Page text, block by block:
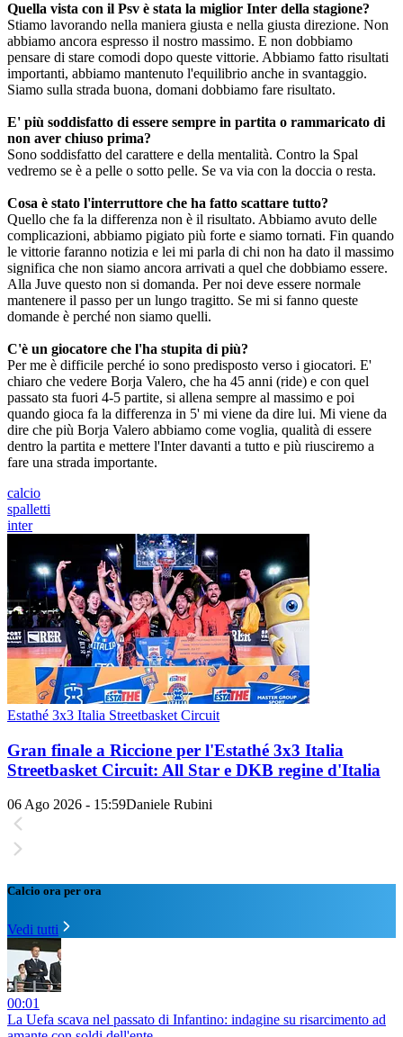
Quella vista con il Psv è stata la miglior Inter della stagione?
Stiamo lavorando nella maniera giusta e nella giusta direzione. Non
abbiamo ancora espresso il nostro massimo. E non dobbiamo
pensare di stare comodi dopo queste vittorie. Abbiamo fatto risultati
importanti, abbiamo mantenuto l'equilibrio anche in svantaggio.
Siamo sulla strada buona, domani dobbiamo fare risultato.
E' più soddisfatto di essere sempre in partita o rammaricato di
non aver chiuso prima?
Sono soddisfatto del carattere e della mentalità. Contro la Spal
vedremo se è a pelle o sotto pelle. Se va via con la doccia o resta.
Cosa è stato l'interruttore che ha fatto scattare tutto?
Quello che fa la differenza non è il risultato. Abbiamo avuto delle
complicazioni, abbiamo pigiato più forte e siamo tornati. Fin quando
le vittorie faranno notizia e lei mi parla di chi non ha dato il massimo
significa che non siamo ancora arrivati a quel che dobbiamo essere.
Alla Juve questo non si domanda. Per noi deve essere normale
mantenere il passo per un lungo tragitto. Se mi si fanno queste
domande è perché non siamo quelli.
C'è un giocatore che l'ha stupita di più?
Per me è difficile perché io sono predisposto verso i giocatori. E'
chiaro che vedere Borja Valero, che ha 45 anni (ride) e con quel
passato sta fuori 4-5 partite, si allena sempre al massimo e poi
quando gioca fa la differenza in 5' mi viene da dire lui. Mi viene da
dire che più Borja Valero abbiamo come voglia, qualità di essere
dentro la partita e mettere l'Inter davanti a tutto e più riusciremo a
fare una strada importante.
calcio
spalletti
inter
Estathé 3x3 Italia Streetbasket Circuit
Gran finale a Riccione per l'Estathé 3x3 Italia
Streetbasket Circuit: All Star e DKB regine d'Italia
06 Ago 2026 - 15:59Daniele Rubini
Calcio ora per ora
Vedi tutti
00:01
La Uefa scava nel passato di Infantino: indagine su risarcimento ad